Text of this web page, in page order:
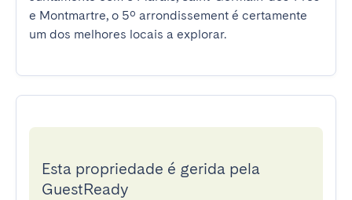
e Montmartre, o 5º arrondissement é certamente
um dos melhores locais a explorar.
Esta propriedade é gerida pela
GuestReady